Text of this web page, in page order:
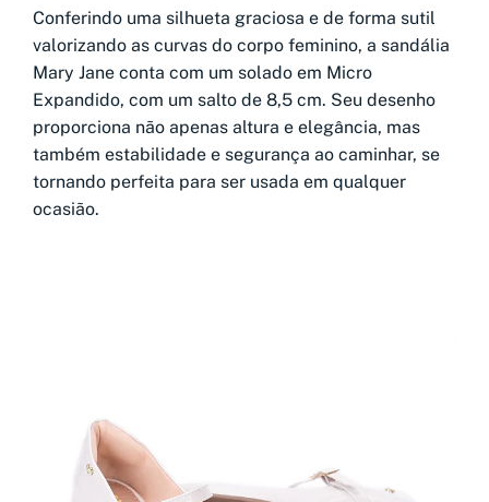
Conferindo uma silhueta graciosa e de forma sutil
valorizando as curvas do corpo feminino, a sandália
Mary Jane conta com um solado em Micro
Expandido, com um salto de 8,5 cm. Seu desenho
proporciona não apenas altura e elegância, mas
também estabilidade e segurança ao caminhar, se
tornando perfeita para ser usada em qualquer
ocasião.